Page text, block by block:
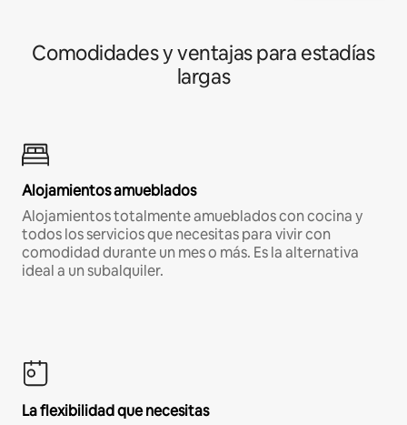
Comodidades y ventajas para estadías
largas
Alojamientos amueblados
Alojamientos totalmente amueblados con cocina y
todos los servicios que necesitas para vivir con
comodidad durante un mes o más. Es la alternativa
ideal a un subalquiler.
La flexibilidad que necesitas